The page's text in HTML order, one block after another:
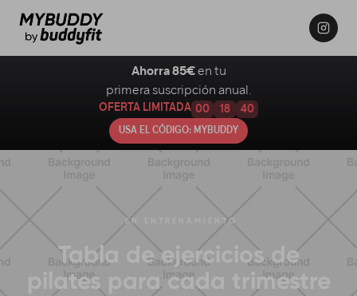
EN ENTRENAMIENTO
Tabla de ejercicios de
pilates para cada trimestre
Ahorra 85€ en tu
primera suscripción anual.
OFERTA LIMITADA 00 18 39
USA EL CÓDIGO: MYBUDDY